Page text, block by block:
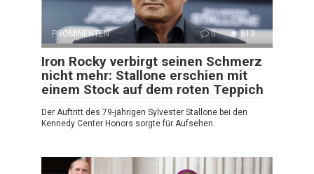
PROMINENTEN 0 513
Iron Rocky verbirgt seinen Schmerz
nicht mehr: Stallone erschien mit
einem Stock auf dem roten Teppich
Der Auftritt des 79-jährigen Sylvester Stallone bei den
Kennedy Center Honors sorgte für Aufsehen.